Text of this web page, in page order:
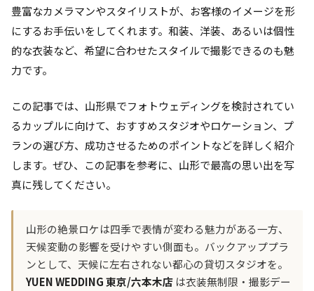
豊富なカメラマンやスタイリストが、お客様のイメージを形
にするお手伝いをしてくれます。和装、洋装、あるいは個性
的な衣装など、希望に合わせたスタイルで撮影できるのも魅
力です。
この記事では、山形県でフォトウェディングを検討されてい
るカップルに向けて、おすすめスタジオやロケーション、プ
ランの選び方、成功させるためのポイントなどを詳しく紹介
します。ぜひ、この記事を参考に、山形で最高の思い出を写
真に残してください。
山形の絶景ロケは四季で表情が変わる魅力がある一方、
天候変動の影響を受けやすい側面も。バックアッププラ
ンとして、天候に左右されない都心の貸切スタジオを。
YUEN WEDDING 東京/六本木店 は衣装無制限・撮影デー